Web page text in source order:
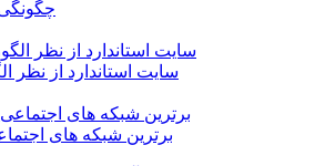
چگونگی
سایت استاندارد از نظر
برترین شبکه های